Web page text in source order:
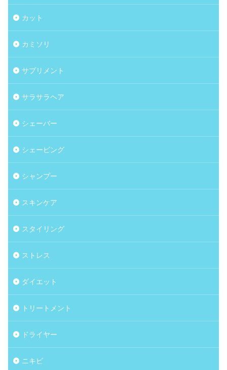
カット
カミソリ
サプリメント
サラサラヘア
シェーバー
シェービング
シャンプー
スキンケア
スタイリング
ストレス
ダイエット
トリートメント
ドライヤー
ニキビ